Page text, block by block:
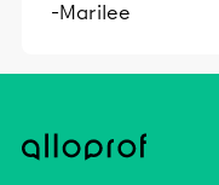
-Marilee